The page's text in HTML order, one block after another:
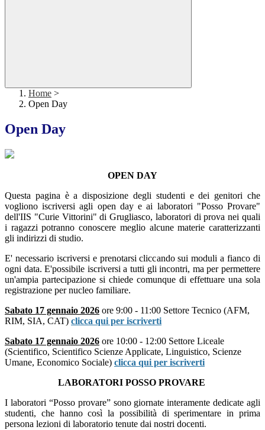
Home >
Open Day
Open Day
OPEN DAY
Questa pagina è a disposizione degli studenti e dei genitori che
vogliono iscriversi agli open day e ai laboratori "Posso Provare"
dell'IIS "Curie Vittorini" di Grugliasco, laboratori di prova nei quali
i ragazzi potranno conoscere meglio alcune materie caratterizzanti
gli indirizzi di studio.
E' necessario iscriversi e prenotarsi cliccando sui moduli a fianco di
ogni data. E'possibile iscriversi a tutti gli incontri, ma per permettere
un'ampia partecipazione si chiede comunque di effettuare una sola
registrazione per nucleo familiare.
Sabato 17 gennaio 2026 ore 9:00 - 11:00 Settore Tecnico (AFM,
RIM, SIA, CAT) clicca qui per iscriverti
Sabato 17 gennaio 2026 ore 10:00 - 12:00 Settore Liceale
(Scientifico, Scientifico Scienze Applicate, Linguistico, Scienze
Umane, Economico Sociale) clicca qui per iscriverti
LABORATORI POSSO PROVARE
I laboratori “Posso provare” sono giornate interamente dedicate agli
studenti, che hanno così la possibilità di sperimentare in prima
persona lezioni di laboratorio tenute dai nostri docenti.